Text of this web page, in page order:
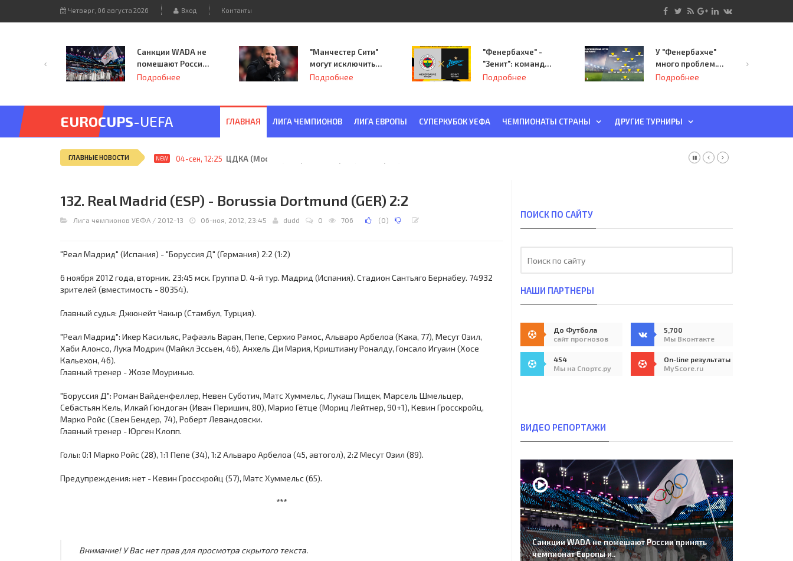
Четверг, 06 августа 2026 Вход Контакты
Санкции WADA не
помешают России
принять
Подробнее
"Манчестер Сити"
могут исключить
из Лиги
Подробнее
"Фенербахче" -
"Зенит": команда
Семака начинает
Подробнее
У "Фенербахче"
много проблем.
Но он опасен для
Подробнее
EUROCUPS-UEFA ГЛАВНАЯ ЛИГА ЧЕМПИОНОВ ЛИГА ЕВРОПЫ СУПЕРКУБОК УЕФА ЧЕМПИОНАТЫ СТРАНЫ ДРУГИЕ ТУРНИРЫ
ГЛАВНЫЕ НОВОСТИ NEW 04-сен, 12:25 ЦДКА (Москва) - "Красная Заря" (Ленинград) 6:2
132. Real Madrid (ESP) - Borussia Dortmund (GER) 2:2
Лига чемпионов УЕФА / 2012-13 06-ноя, 2012, 23:45 dudd 0 706 (0)
"Реал Мадрид" (Испания) - "Боруссия Д" (Германия) 2:2 (1:2)
6 ноября 2012 года, вторник. 23:45 мск. Группа D. 4-й тур. Мадрид (Испания). Стадион Сантьяго Бернабеу. 74932
зрителей (вместимость - 80354).
Главный судья: Джюнейт Чакыр (Стамбул, Турция).
"Реал Мадрид": Икер Касильяс, Рафаэль Варан, Пепе, Серхио Рамос, Альваро Арбелоа (Кака, 77), Месут Озил,
Хаби Алонсо, Лука Модрич (Майкл Эссьен, 46), Анхель Ди Мария, Криштиану Роналду, Гонсало Игуаин (Хосе
Кальехон, 46).
Главный тренер - Жозе Моуринью.
"Боруссия Д": Роман Вайденфеллер, Невен Суботич, Матс Хуммельс, Лукаш Пищек, Марсель Шмельцер,
Себастьян Кель, Илкай Гюндоган (Иван Перишич, 80), Марио Гётце (Мориц Лейтнер, 90+1), Кевин Гросскройц,
Марко Ройс (Свен Бендер, 74), Роберт Левандовски.
Главный тренер - Юрген Клопп.
Голы: 0:1 Марко Ройс (28), 1:1 Пепе (34), 1:2 Альваро Арбелоа (45, автогол), 2:2 Месут Озил (89).
Предупреждения: нет - Кевин Гросскройц (57), Матс Хуммельс (65).
***
Внимание! У Вас нет прав для просмотра скрытого текста.
ПОИСК ПО САЙТУ
НАШИ ПАРТНЕРЫ
До Футбола
сайт прогнозов
5,700
Мы Вконтакте
454
Мы на Спортс.ру
On-line результаты
MyScore.ru
ВИДЕО РЕПОРТАЖИ
Санкции WADA не помешают России принять
чемпионат Европы и..